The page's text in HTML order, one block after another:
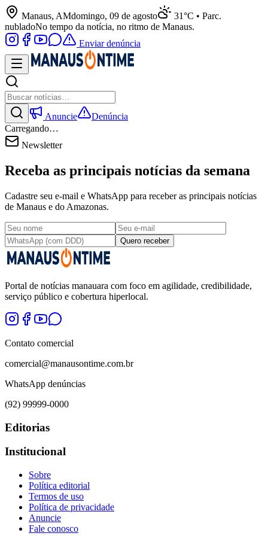
Manaus, AMdomingo, 09 de agosto
31°C • Parc.
nubladoNo tempo da notícia, no ritmo de Manaus.
Enviar denúncia
Anuncie
Denúncia
Carregando…
Newsletter
Receba as principais notícias da semana
Cadastre seu e-mail e WhatsApp para receber as principais notícias
de Manaus e do Amazonas.
Quero receber
Portal de notícias manauara com foco em agilidade, credibilidade,
serviço público e cobertura hiperlocal.
Contato comercial
comercial@manausontime.com.br
WhatsApp denúncias
(92) 99999-0000
Editorias
Institucional
Sobre
Política editorial
Termos de uso
Política de privacidade
Anuncie
Fale conosco